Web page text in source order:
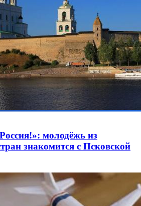
молодёжь из
знакомится с Псковской